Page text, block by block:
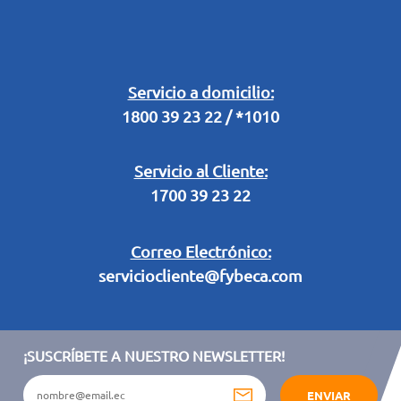
Servicio a domicilio:
1800 39 23 22 / *1010
Servicio al Cliente:
1700 39 23 22
Correo Electrónico:
serviciocliente@fybeca.com
Legal Campaña Produbanco
Términos y condiciones sorteo partido de fútbol "Tu ídolo"
¡SUSCRÍBETE A NUESTRO NEWSLETTER!
ENVIAR